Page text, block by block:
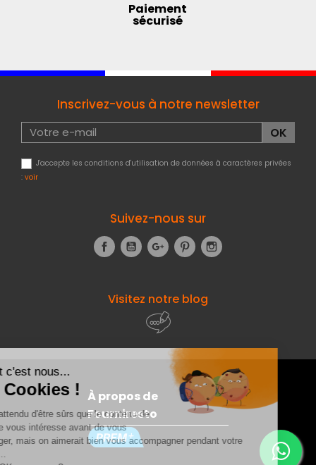
Paiement
sécurisé
Inscrivez-vous à notre newsletter
J'accepte les conditions d'utilisation de données à caractères privées
: voir
Suivez-nous sur
FacebookYouTubeGoogle+Pinterest
Visitez notre blog
À propos de
Fourniresto